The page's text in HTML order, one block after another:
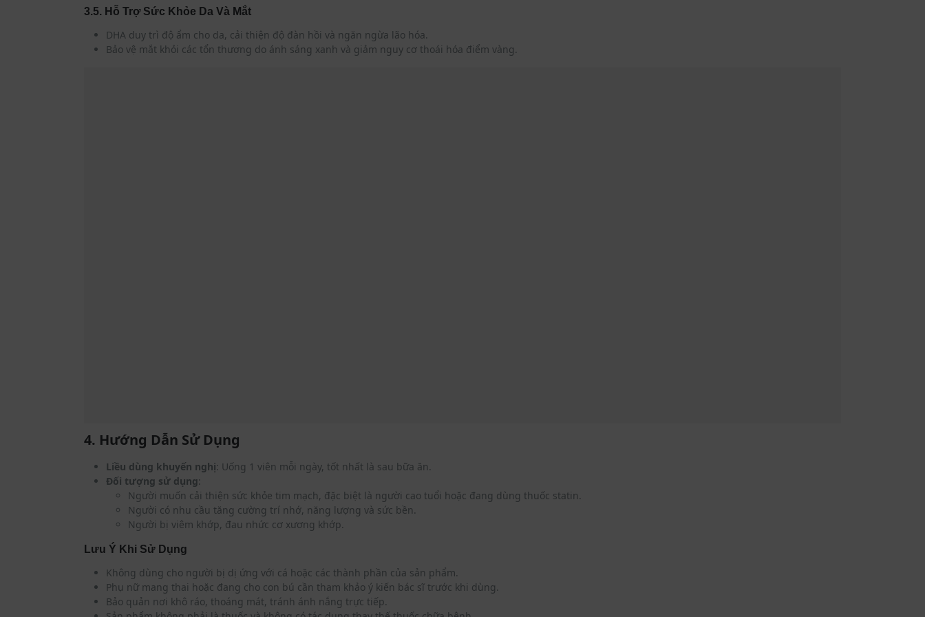
3.5. Hỗ Trợ Sức Khỏe Da Và Mắt
DHA duy trì độ ẩm cho da, cải thiện độ đàn hồi và ngăn ngừa lão hóa.
Bảo vệ mắt khỏi các tổn thương do ánh sáng xanh và giảm nguy cơ thoái hóa điểm vàng.
4. Hướng Dẫn Sử Dụng
Liều dùng khuyến nghị: Uống 1 viên mỗi ngày, tốt nhất là sau bữa ăn.
Đối tượng sử dụng:
Người muốn cải thiện sức khỏe tim mạch, đặc biệt là người cao tuổi hoặc đang dùng thuốc statin.
Người có nhu cầu tăng cường trí nhớ, năng lượng và sức bền.
Người bị viêm khớp, đau nhức cơ xương khớp.
Lưu Ý Khi Sử Dụng
Không dùng cho người bị dị ứng với cá hoặc các thành phần của sản phẩm.
Phụ nữ mang thai hoặc đang cho con bú cần tham khảo ý kiến bác sĩ trước khi dùng.
Bảo quản nơi khô ráo, thoáng mát, tránh ánh nắng trực tiếp.